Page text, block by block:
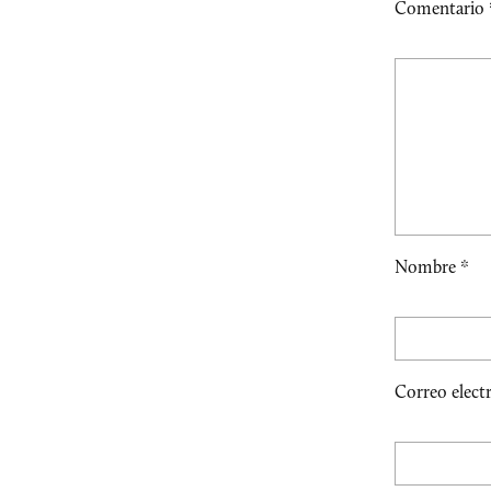
Comentario
Nombre *
Correo